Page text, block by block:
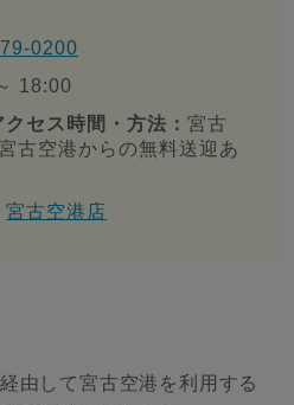
0200
18:00
セス時間・方法： 宮古
古空港からの無料送迎あ
宮古空港店
由して宮古空港を利用する